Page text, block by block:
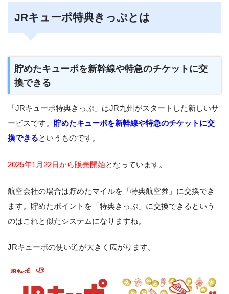
JRキューポ特典きっぷとは
貯めたキューポを新幹線や特急のチケットに交
換できる
「JRキューポ特典きっぷ」はJR九州がスタートした新しいサ
ービスです。 貯めたキューポを新幹線や特急のチケットに交
換できるというものです。
2025年1月22日から販売開始となっています。
航空会社の場合は貯めたマイルを「特典航空券」に交換でき
ます。貯めたポイントを「特典きっぷ」に交換できるという
のはこれと似たシステムになりますね。
JRキューポの使い道が大きく広がります。